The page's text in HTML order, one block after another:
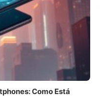
Como Está